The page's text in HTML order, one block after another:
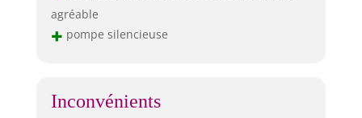
agréable
+ pompe silencieuse
Inconvénients